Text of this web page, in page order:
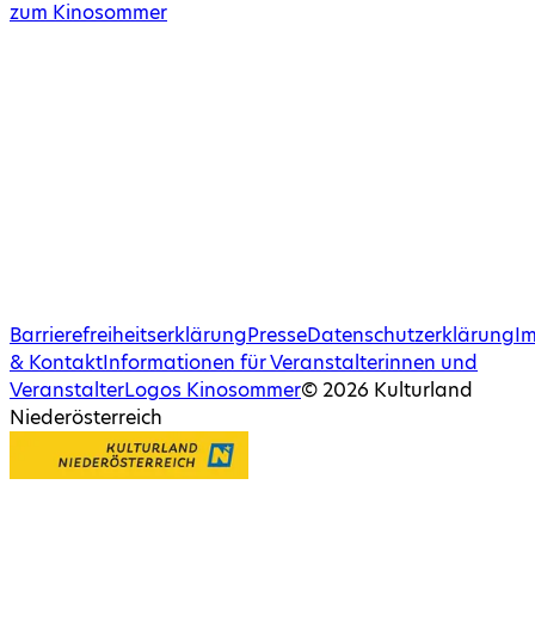
zum Kinosommer
BarrierefreiheitserklärungPresseDatenschutzerklärung
& KontaktInformationen für Veranstalterinnen und
VeranstalterLogos Kinosommer© 2026 Kulturland
Niederösterreich